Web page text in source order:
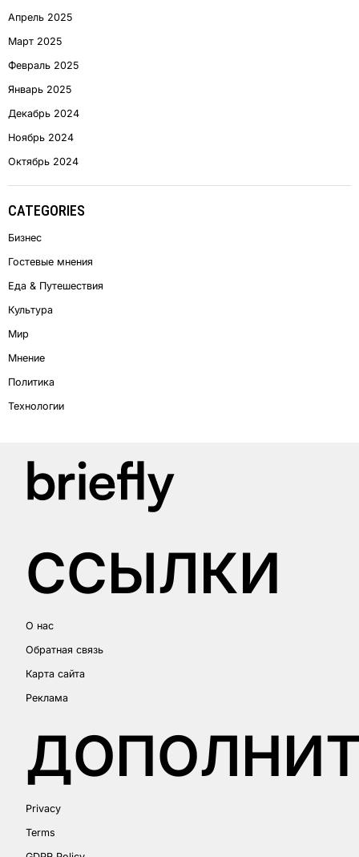
Апрель 2025
Март 2025
Февраль 2025
Январь 2025
Декабрь 2024
Ноябрь 2024
Октябрь 2024
CATEGORIES
Бизнес
Гостевые мнения
Еда & Путешествия
Культура
Мир
Мнение
Политика
Технологии
CСЫЛКИ
О нас
Обратная связь
Карта сайта
Реклама
Privacy
Terms